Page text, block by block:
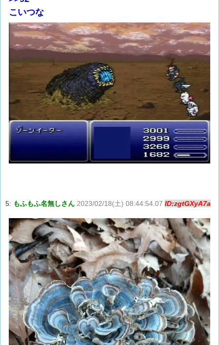
こいつな
5: もふもふ名無しさん 2023/02/18(土) 08:44:54.07 ID:zgtGXyA7a